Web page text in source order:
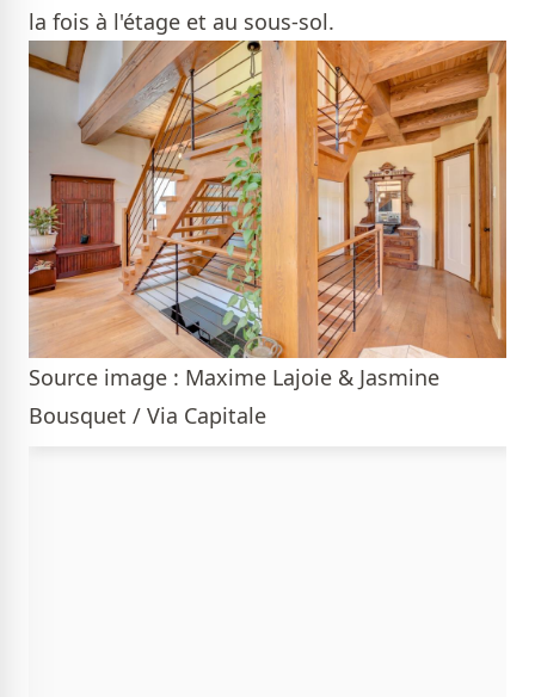
la fois à l'étage et au sous-sol.
Source image : Maxime Lajoie & Jasmine
Bousquet / Via Capitale